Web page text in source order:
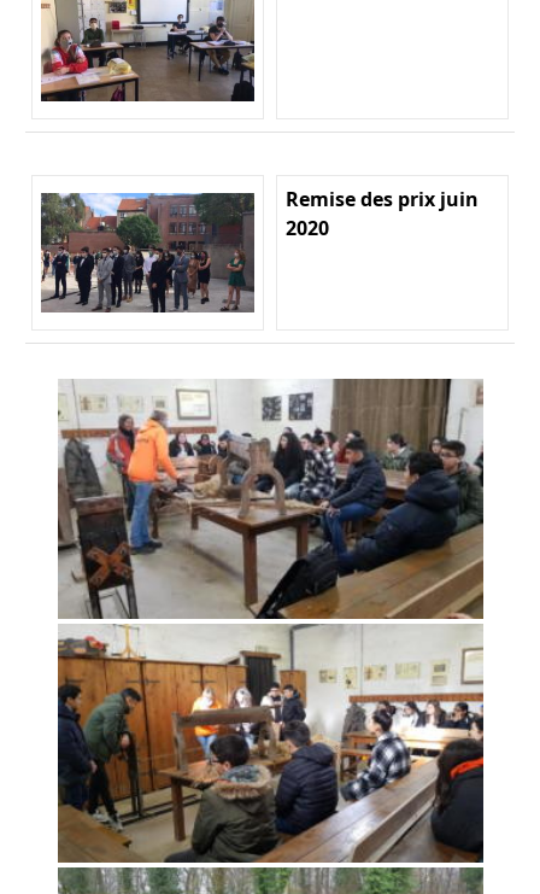
Remise des prix juin
2020